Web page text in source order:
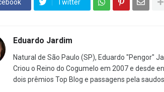
Twitter
Eduardo Jardim
Natural de São Paulo (SP), Eduardo "Pengor"
Criou o Reino do Cogumelo em 2007 e desde
dois prêmios Top Blog e passagens pela